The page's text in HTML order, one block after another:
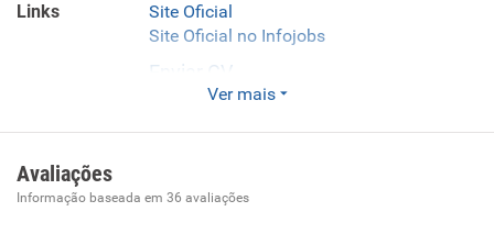
Links
Site Oficial
Site Oficial no Infojobs
Enviar CV
ações para eventos. Fundada em 2006, a DM Action atua
em parceria com departamentos de Marketing e Trade de
Ver mais
Avaliações
Informação baseada em 36 avaliações